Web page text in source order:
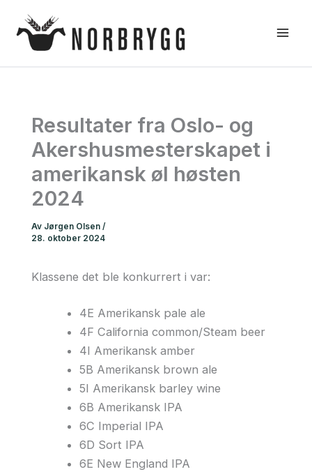
rett
Resultater fra Oslo- og
Akershusmesterskapet i
amerikansk øl høsten
2024
Av Jørgen Olsen /
28. oktober 2024
Klassene det ble konkurrert i var:
4E Amerikansk pale ale
4F California common/Steam beer
4I Amerikansk amber
5B Amerikansk brown ale
5I Amerikansk barley wine
6B Amerikansk IPA
6C Imperial IPA
6D Sort IPA
6E New England IPA